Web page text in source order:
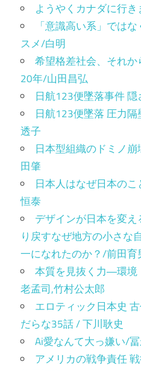
ようやくカナダに行
「意識高い系」では
スメ/白明
希望格差社会、それ
20年/山田昌弘
日航123便墜落事件
日航123便墜落 圧力
透子
日本型組織のドミノ
田肇
日本人はなぜ日本の
恒泰
デザインが日本を変
り戻すなぜ地方の小さな
一になれたのか？/前田育
本質を見抜く力―環境
老孟司,竹村公太郎
エロティック日本史
だらな35話 / 下川耿史
Ai愛なんて大っ嫌い/
アメリカの戦争責任